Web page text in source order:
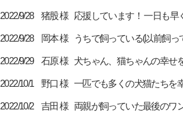
2022/9/28 猪股 様 応援しています！ 一日も早
2022/9/28 岡本 様 うちで飼っている(以前飼っ
2022/9/29 石原 様 犬ちゃん、猫ちゃんの幸せ
2022/10/1 野口 様 一匹でも多くの犬猫たちを
2022/10/2 吉田 様 両親が飼っていた最後のワ